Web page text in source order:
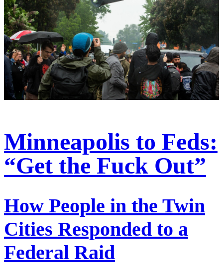
Minneapolis to Feds:
“Get the Fuck Out”
How People in the Twin
Cities Responded to a
Federal Raid